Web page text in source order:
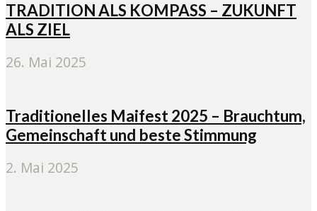
TRADITION ALS KOMPASS – ZUKUNFT
ALS ZIEL
26. Mai 2025
Traditionelles Maifest 2025 – Brauchtum,
Gemeinschaft und beste Stimmung
2. Mai 2025